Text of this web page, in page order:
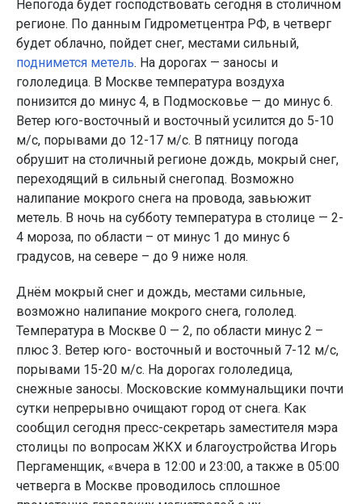
Непогода будет господствовать сегодня в столичном
регионе. По данным Гидрометцентра РФ, в четверг
будет облачно, пойдет снег, местами сильный,
поднимется метель. На дорогах — заносы и
гололедица. В Москве температура воздуха
понизится до минус 4, в Подмосковье — до минус 6.
Ветер юго-восточный и восточный усилится до 5-10
м/с, порывами до 12-17 м/с. В пятницу погода
обрушит на столичный регионе дождь, мокрый снег,
переходящий в сильный снегопад. Возможно
налипание мокрого снега на провода, завьюжит
метель. В ночь на субботу температура в столице — 2-
4 мороза, по области – от минус 1 до минус 6
градусов, на севере – до 9 ниже ноля.
Днём мокрый снег и дождь, местами сильные,
возможно налипание мокрого снега, гололед.
Температура в Москве 0 — 2, по области минус 2 –
плюс 3. Ветер юго- восточный и восточный 7-12 м/с,
порывами 15-20 м/с. На дорогах гололедица,
снежные заносы. Московские коммунальщики почти
сутки непрерывно очищают город от снега. Как
сообщил сегодня пресс-секретарь заместителя мэра
столицы по вопросам ЖКХ и благоустройства Игорь
Пергаменщик, «вчера в 12:00 и 23:00, а также в 05:00
четверга в Москве проводилось сплошное